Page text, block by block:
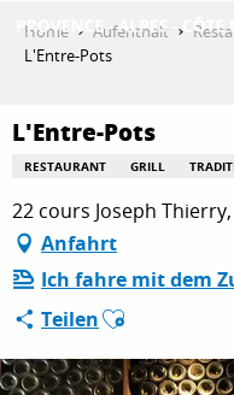
AKTIVITÄTEN
Home Aufenthalt
L'Entre-Pots
L'Entre-Pots
RESTAURANT GRILL
22 cours Joseph
Anfahrt
Ich fahre mit dem
TeilenAjouter aux